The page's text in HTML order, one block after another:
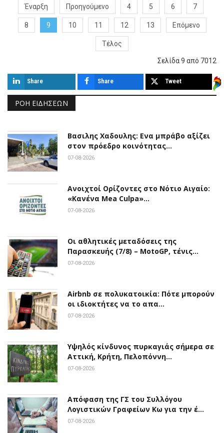
Έναρξη Προηγούμενο 4 5 6 7
8 9 10 11 12 13 Επόμενο
Τέλος
Σελίδα 9 από 7012
Share Share Tweet
ΡΟΉ ΕΙΔΉΣΕΩΝ
Βασιλης Χαδουλης: Ενα μπράβο αξίζει
στον πρόεδρο κοινότητας…
07-08-2026
Ανοιχτοί Ορίζοντες στο Νότιο Αιγαίο:
«Κανένα Mea Culpa»…
07-08-2026
Οι αθλητικές μεταδόσεις της
Παρασκευής (7/8) – MotoGP, τένις…
07-08-2026
Airbnb σε πολυκατοικία: Πότε μπορούν
οι ιδιοκτήτες να το απα…
07-08-2026
Υψηλός κίνδυνος πυρκαγιάς σήμερα σε
Αττική, Κρήτη, Πελοπόννη…
07-08-2026
Απόφαση της ΓΣ του Συλλόγου
Λογιστικών Γραφείων Κω για την έ…
07-08-2026